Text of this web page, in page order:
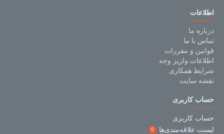
اطلاعات
درباره ما
تماس با ما
قوانین و مقررات
اطلاعات واریز وجه
شرایط همکاری
نقشه سایت
حساب کاربری
حساب کاربری
لیست علاقه‌مندی‌ها
0